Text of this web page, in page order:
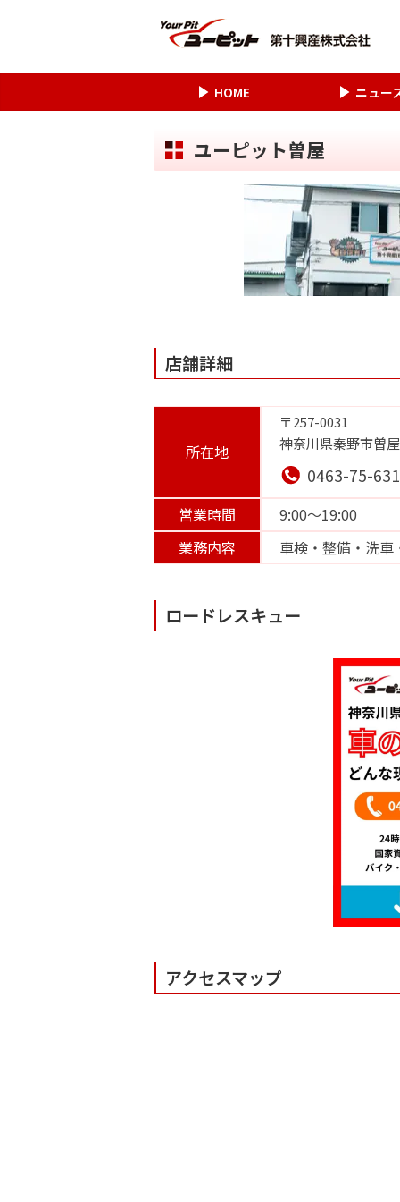
HOME ニュー
ユーピット曽屋
店舗詳細
所在地
〒257-0031
神奈川県秦野市曽
0463-75-
営業時間
9:00～19:00
業務内容
車検・整備・洗車
ロードレスキュー
アクセスマップ